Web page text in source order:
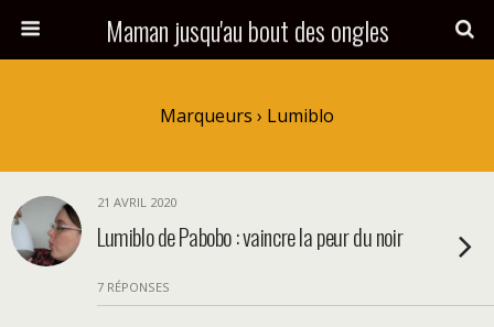
Maman jusqu'au bout des ongles
Marqueurs › Lumiblo
21 AVRIL 2020
Lumiblo de Pabobo : vaincre la peur du noir
7 RÉPONSES